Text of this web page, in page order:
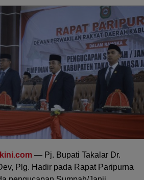
— Pj. Bupati Takalar Dr.
Plg. Hadir pada Rapat Paripurna